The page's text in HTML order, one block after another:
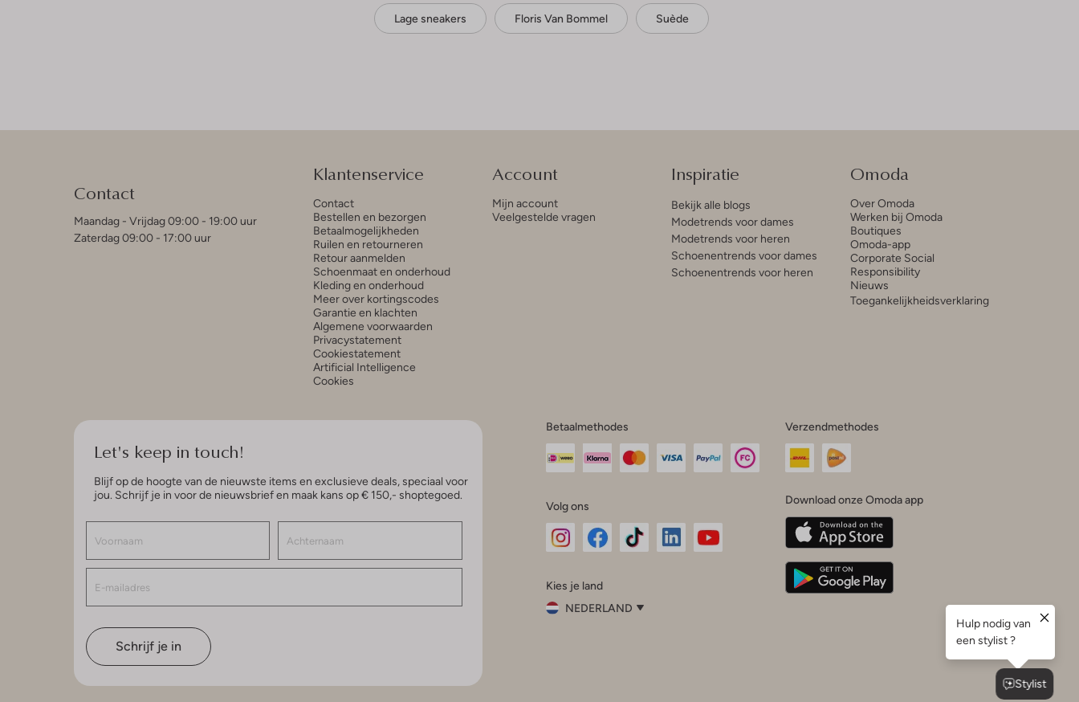
Lage sneakers Floris Van Bommel Suède
Contact
Maandag - Vrijdag 09:00 - 19:00 uur
Zaterdag 09:00 - 17:00 uur
Klantenservice
Contact
Bestellen en bezorgen
Betaalmogelijkheden
Ruilen en retourneren
Retour aanmelden
Schoenmaat en onderhoud
Kleding en onderhoud
Meer over kortingscodes
Garantie en klachten
Algemene voorwaarden
Privacystatement
Cookiestatement
Artificial Intelligence
Cookies
Account
Mijn account
Veelgestelde vragen
Inspiratie
Bekijk alle blogs
Modetrends voor dames
Modetrends voor heren
Schoenentrends voor dames
Schoenentrends voor heren
Omoda
Over Omoda
Werken bij Omoda
Boutiques
Omoda-app
Corporate Social
Responsibility
Nieuws
Toegankelijkheidsverklaring
Let's keep in touch!
Blijf op de hoogte van de nieuwste items en exclusieve deals, speciaal voor
jou. Schrijf je in voor de nieuwsbrief en maak kans op € 150,- shoptegoed.
Schrijf je in
Betaalmethodes
Volg ons
InstagramFacebook
Kies je land
NEDERLAND
Verzendmethodes
Download onze Omoda app